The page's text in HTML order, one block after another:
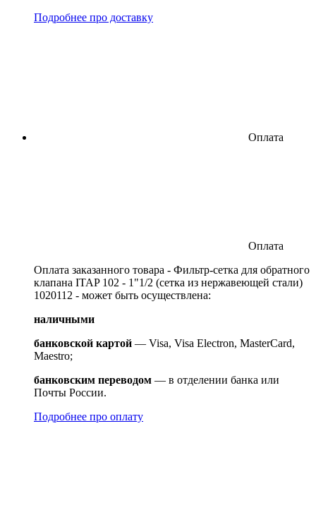
Подробнее про доставку
Оплата
Оплата
Оплата заказанного товара - Фильтр-сетка для обратного
клапана ITAP 102 - 1"1/2 (сетка из нержавеющей стали)
1020112 - может быть осуществлена:
наличными
банковской картой — Visa, Visa Electron, MasterCard,
Maestro;
банковским переводом — в отделении банка или
Почты России.
Подробнее про оплату